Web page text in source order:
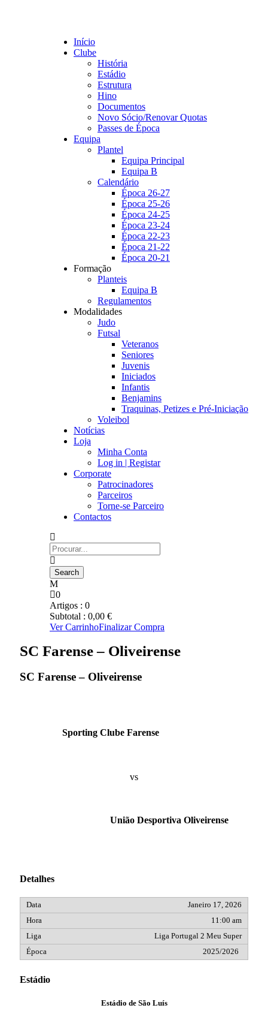
Início
Clube
História
Estádio
Estrutura
Hino
Documentos
Novo Sócio/Renovar Quotas
Passes de Época
Equipa
Plantel
Equipa Principal
Equipa B
Calendário
Época 26-27
Época 25-26
Época 24-25
Época 23-24
Época 22-23
Época 21-22
Época 20-21
Formação
Planteis
Equipa B
Regulamentos
Modalidades
Judo
Futsal
Veteranos
Seniores
Juvenis
Iniciados
Infantis
Benjamins
Traquinas, Petizes e Pré-Iniciação
Voleibol
Notícias
Loja
Minha Conta
Log in | Registar
Corporate
Patrocinadores
Parceiros
Torne-se Parceiro
Contactos
0
Artigos : 0
Subtotal : 0,00 €
Ver CarrinhoFinalizar Compra
SC Farense – Oliveirense
SC Farense – Oliveirense
Sporting Clube Farense
vs
União Desportiva Oliveirense
Detalhes
Janeiro 17, 2026
11:00 am
Liga Portugal 2 Meu Super
2025/2026
Estádio
Estádio de São Luís